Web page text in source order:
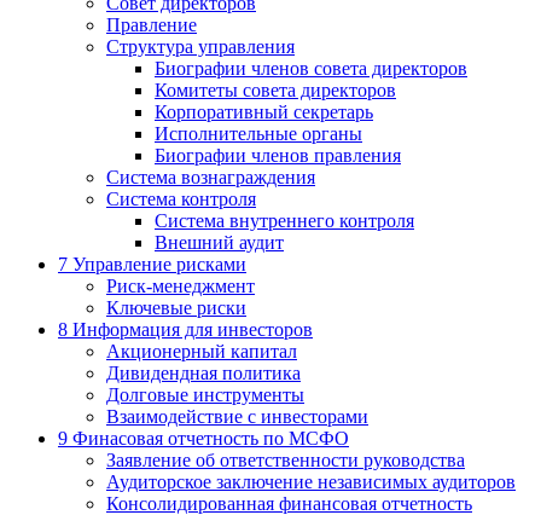
Правление
Структура управления
Биографии членов совета директоров
Комитеты совета директоров
Корпоративный секретарь
Исполнительные органы
Биографии членов правления
Система вознаграждения
Система контроля
Система внутреннего контроля
Внешний аудит
7 Управление рисками
Риск-менеджмент
Ключевые риски
8 Информация для инвесторов
Акционерный капитал
Дивидендная политика
Долговые инструменты
Взаимодействие с инвеcторами
9 Финасовая отчетность по МСФО
Заявление об ответственности руководства
Аудиторское заключение независимых аудиторов
Консолидированная финансовая отчетность